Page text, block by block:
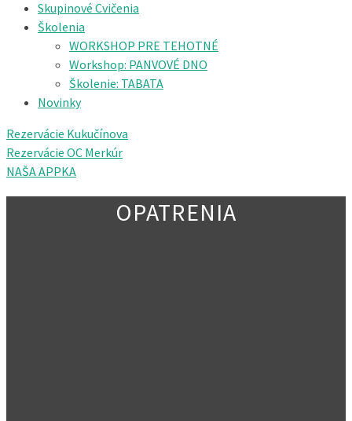
Skupinové Cvičenia
Školenia
WORKSHOP PRE TEHOTNÉ
Workshop: PANVOVÉ DNO
Školenie: TABATA
Novinky
Rezervácie Kukučínova
Rezervácie OC Merkúr
NAŠA APPKA
OPATRENIA